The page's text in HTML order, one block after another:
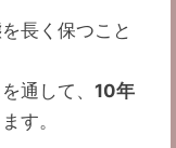
長く保つこと
通して、10年
す。